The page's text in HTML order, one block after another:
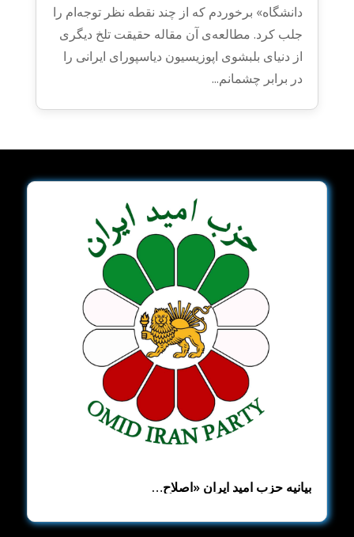
دانشگاه» برخوردم که از چند نقطه نظر توجه‌ام را
جلب کرد. مطالعه‌ی آن مقاله حقیقت تلخ دیگری
از دنیای بلبشوی اپوزیسیون دیاسپورای ایرانی را
در برابر چشمانم...
بیانیه حزب امید ایران ​«اصلاح‌…